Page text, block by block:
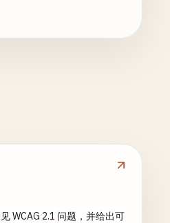
WCAG 2.1 问题，并给出可